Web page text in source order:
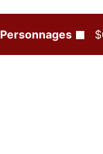
Personnages $